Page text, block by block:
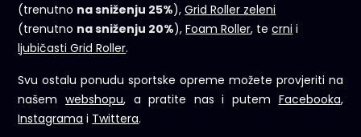
(trenutno na sniženju 25%),Grid Roller zeleni
(trenutno na sniženju 20%),Foam Roller, tecrni i
ljubičasti Grid Roller.
Svu ostalu ponudu sportske opreme možete provjeriti na
našem webshopu, a pratite nas i putem Facebooka,
Instagrama i Twittera.